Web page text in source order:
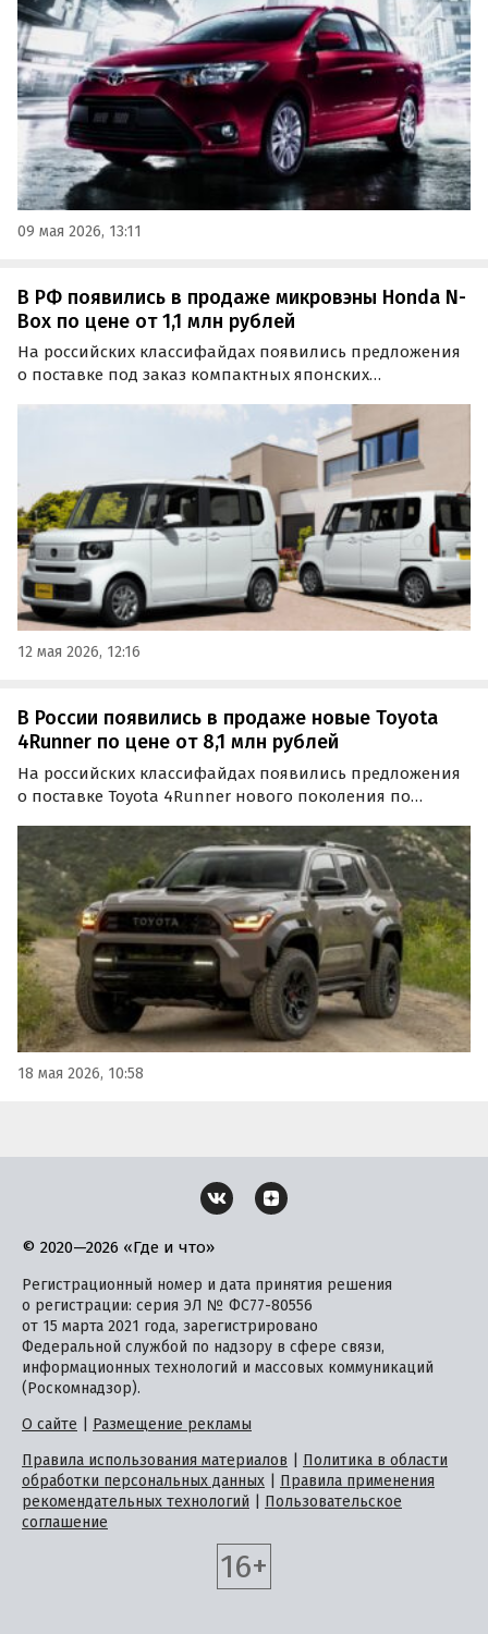
от 1 640 000 рублей, сообщают «Автоновости…
09 мая 2026, 13:11
В РФ появились в продаже микровэны Honda N-
Box по цене от 1,1 млн рублей
На российских классифайдах появились предложения
о поставке под заказ компактных японских
автомобиля в разных исполнениях по цене от 1 085 000
рублей, сообщают «Автоновости дня».
12 мая 2026, 12:16
В России появились в продаже новые Toyota
4Runner по цене от 8,1 млн рублей
На российских классифайдах появились предложения
о поставке Toyota 4Runner нового поколения по
доступны только под заказ, а цены на одном из таких
сайтов стартуют от 8 100 000 рублей, сообщают…
18 мая 2026, 10:58
© 2020—2026 «Где и что»
Регистрационный номер и дата принятия решения
о регистрации: серия ЭЛ № ФС77-80556
от 15 марта 2021 года, зарегистрировано
Федеральной службой по надзору в сфере связи,
информационных технологий и массовых коммуникаций
(Роскомнадзор).
О сайте
Размещение рекламы
Правила использования материалов
Политика в области
обработки персональных данных
Правила применения
рекомендательных технологий
Пользовательское
соглашение
16+